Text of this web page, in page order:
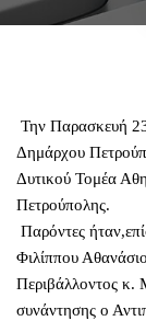
Την Παρασκευή
Δημάρχου
Δυτικού Τομέα
Πετρούπολης.
Παρόντες
Φιλίππου
Περιβάλλοντος κ.
συνάντησης ο